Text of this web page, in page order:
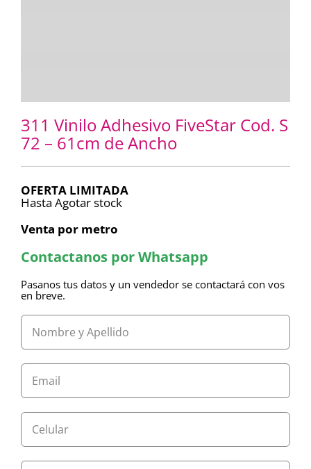
311 Vinilo Adhesivo FiveStar Cod. S
72 – 61cm de Ancho
OFERTA LIMITADA
Hasta Agotar stock
Venta por metro
Contactanos por Whatsapp
Pasanos tus datos y un vendedor se contactará con vos
en breve.